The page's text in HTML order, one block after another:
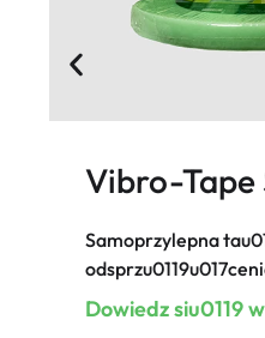
Vibro-Tape
Samoprzylepna
Dowiedz siu0119